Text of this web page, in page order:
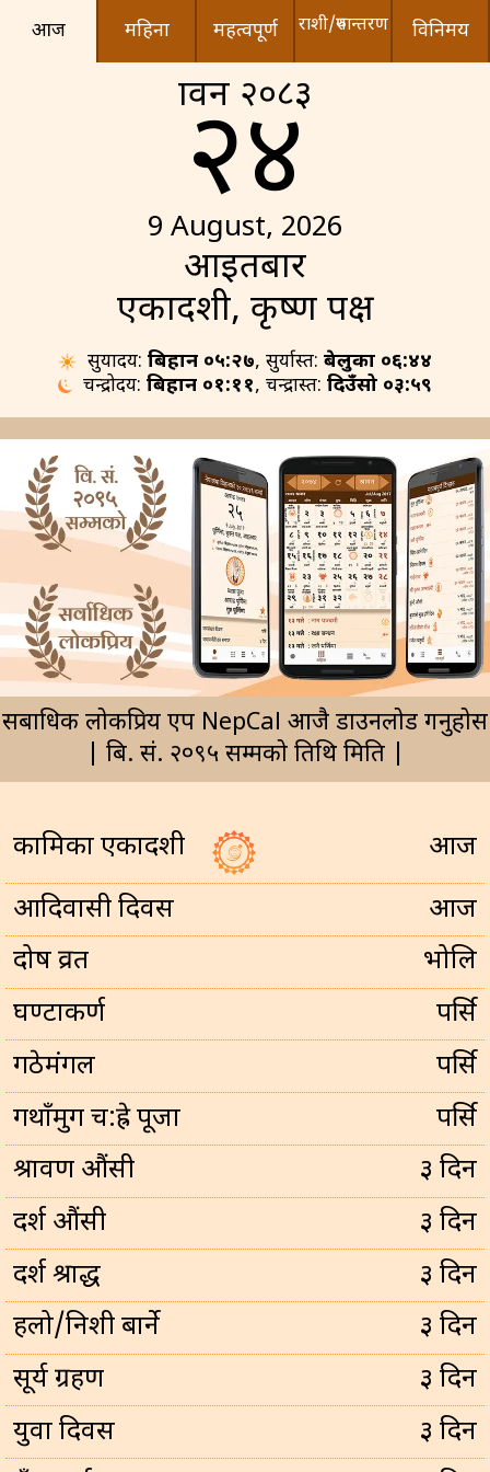
आज महिना महत्वपूर्ण राशी/रुपान्तरण विनिमय
श्रावन २०८३
२४
9 August, 2026
आइतबार
एकादशी, कृष्ण पक्ष
सुर्योदय:बिहान ०५:२७, सुर्यास्त:बेलुका ०६:४४
चन्द्रोदय:बिहान ०१:११, चन्द्रास्त:दिउँसो ०३:५९
सर्बाधिक लोकप्रिय एप NepCal आजै डाउनलोड गर्नुहोस
| बि. सं. २०९५ सम्मको तिथि मिति |
कामिका एकादशी
आज
आदिवासी दिवस
आज
प्रदोष व्रत
भोलि
घण्टाकर्ण
पर्सि
गठेमंगल
पर्सि
गथाँमुग च:ह्रे पूजा
पर्सि
श्रावण औंसी
३ दिन
दर्श औंसी
३ दिन
दर्श श्राद्ध
३ दिन
हलो/निशी बार्ने
३ दिन
सूर्य ग्रहण
३ दिन
युवा दिवस
३ दिन